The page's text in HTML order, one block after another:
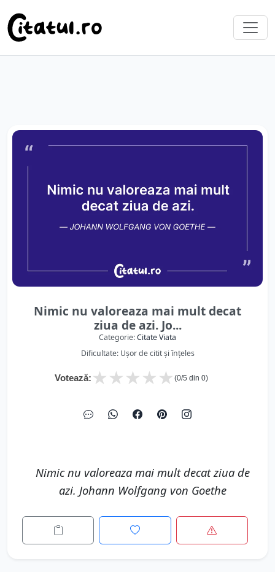
Nimic nu valoreaza mai mult decat
ziua de azi. Jo...
Categorie:Citate Viata
Dificultate: Ușor de citit și înțeles
Votează: ★
★
★
★
★ (0/5 din 0)
Nimic nu valoreaza mai mult decat ziua de
azi. Johann Wolfgang von Goethe